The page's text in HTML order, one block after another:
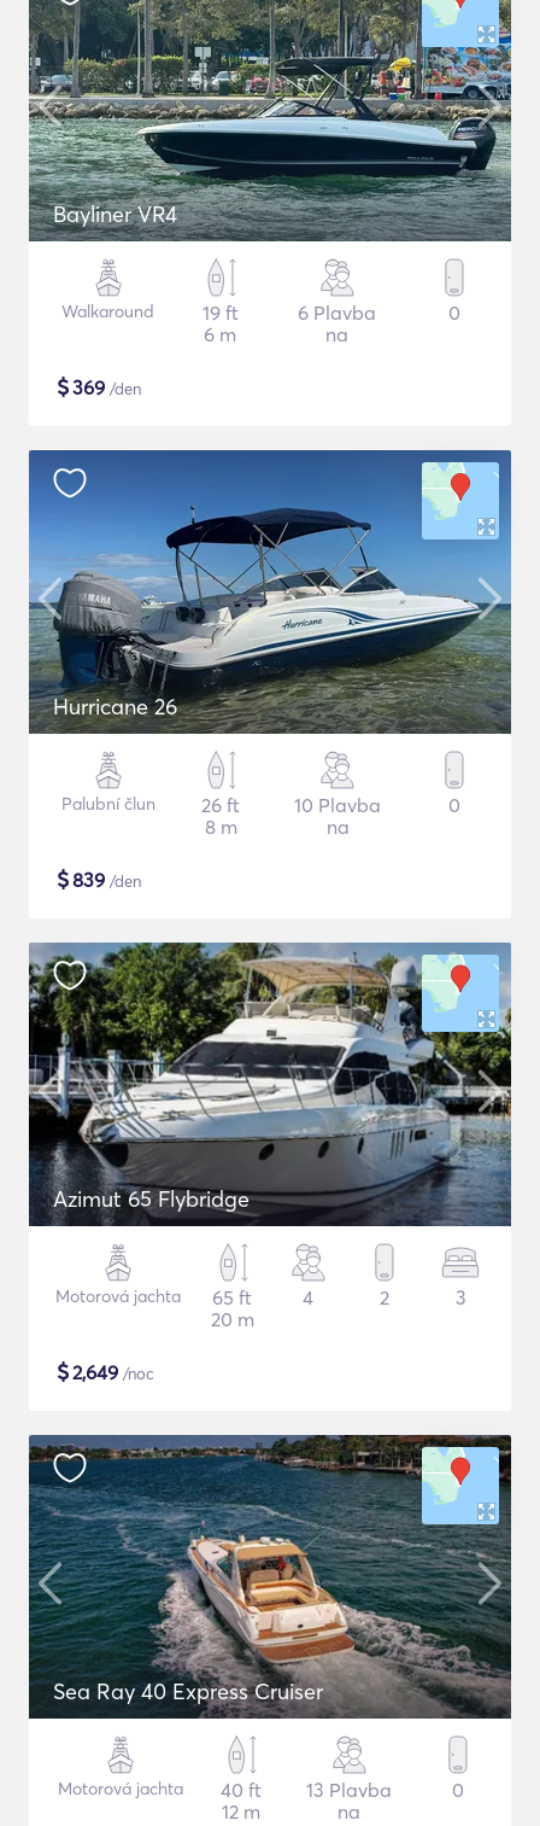
Bayliner VR4
Walkaround
19 ft
6 m
6 Plavba
na
0
$369 /den
Hurricane 26
Palubní člun
26 ft
8 m
10 Plavba
na
0
$839 /den
Azimut 65 Flybridge
Motorová jachta
65 ft
20 m
4 2 3
$2,649 /noc
Sea Ray 40 Express Cruiser
Motorová jachta
40 ft
12 m
13 Plavba
na
0